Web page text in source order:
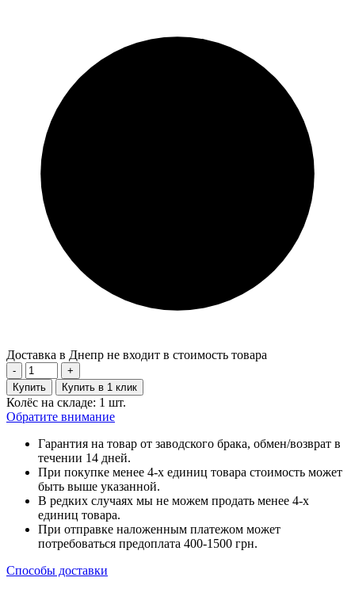
Доставка в Днепр не входит в стоимость товара
-
+
Купить
Купить в 1 клик
Колёс на складе: 1 шт.
Обратите внимание
Гарантия на товар от заводского брака, обмен/возврат в
течении 14 дней.
При покупке менее 4-х единиц товара стоимость может
быть выше указанной.
В редких случаях мы не можем продать менее 4-х
единиц товара.
При отправке наложенным платежом может
потребоваться предоплата 400-1500 грн.
Способы доставки